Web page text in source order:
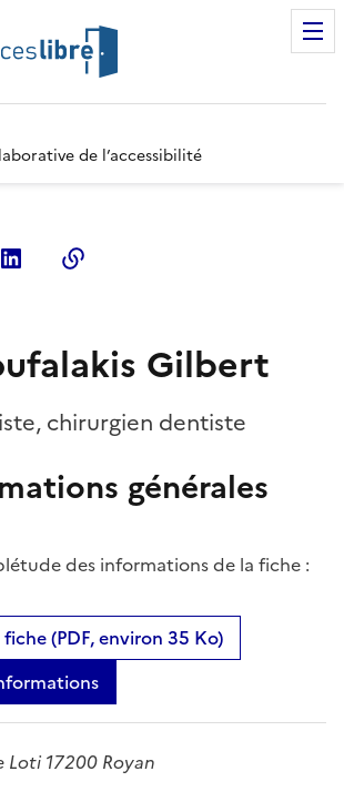
de l’accessibilité
Twitter)
Linkedin
Gilbert
chirurgien dentiste
générales
des informations de la fiche :
(PDF, environ 35 Ko)
Loti 17200 Royan